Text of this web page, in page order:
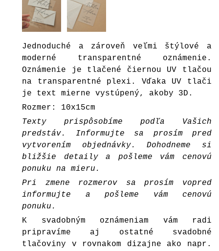
Jednoduché a zároveň veľmi štýlové a
moderné transparentné oznámenie.
Oznámenie je tlačené čiernou UV tlačou
na transparentné plexi. Vďaka UV tlači
je text mierne vystúpený, akoby 3D.
Rozmer: 10x15cm
Texty prispôsobíme podľa Vašich
predstáv. Informujte sa prosím pred
vytvorením objednávky. Dohodneme si
bližšie detaily a pošleme vám cenovú
ponuku na mieru.
Pri zmene rozmerov sa prosím vopred
informujte a pošleme vám cenovú
ponuku.
K svadobným oznámeniam vám radi
pripravíme aj ostatné svadobné
tlačoviny v rovnakom dizajne ako napr.